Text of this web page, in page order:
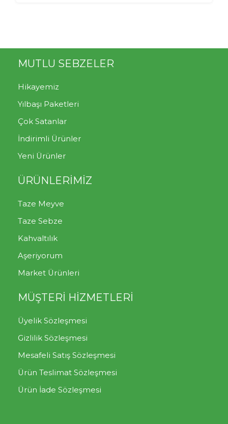
MUTLU SEBZELER
Hikayemiz
Yılbaşı Paketleri
Çok Satanlar
İndirimli Ürünler
Yeni Ürünler
ÜRÜNLERİMİZ
Taze Meyve
Taze Sebze
Kahvaltılık
Aşeriyorum
Market Ürünleri
MÜŞTERİ HİZMETLERİ
Üyelik Sözleşmesi
Gizlilik Sözleşmesi
Mesafeli Satış Sözleşmesi
Ürün Teslimat Sözleşmesi
Ürün İade Sözleşmesi